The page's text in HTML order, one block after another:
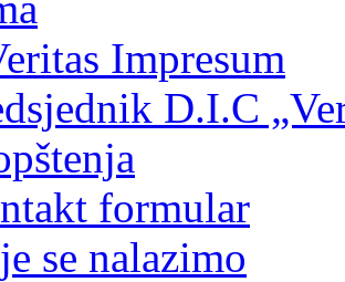
Impresum
D.I.C
formular
se nalazimo